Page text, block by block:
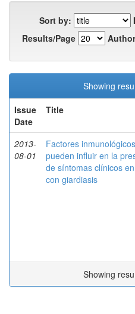
Sort by:
Results/Page
Showing
Issue
Date
Title
2013-
08-01
Factores
pueden influir en la
de síntomas clínicos
con giardiasis
Showing